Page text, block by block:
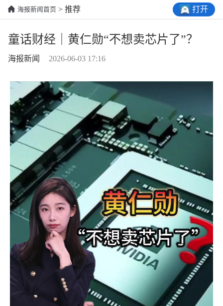
海报新闻首页 > 推荐 打开
童话财经｜黄仁勋“不想卖芯片了”？
海报新闻 2026-06-03 17:16